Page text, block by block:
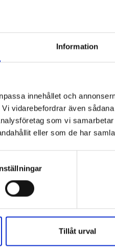
Information
innehållet och
vidarebefordrar även
som vi
eller som de har
Tillåt urval
och
elever.
kan bero på
emot elever
med
samarbetet
för både elever och